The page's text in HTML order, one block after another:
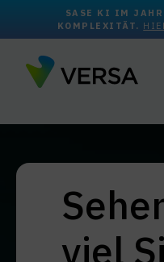
SASE KI IM
KOMPLEXITÄT.
viel